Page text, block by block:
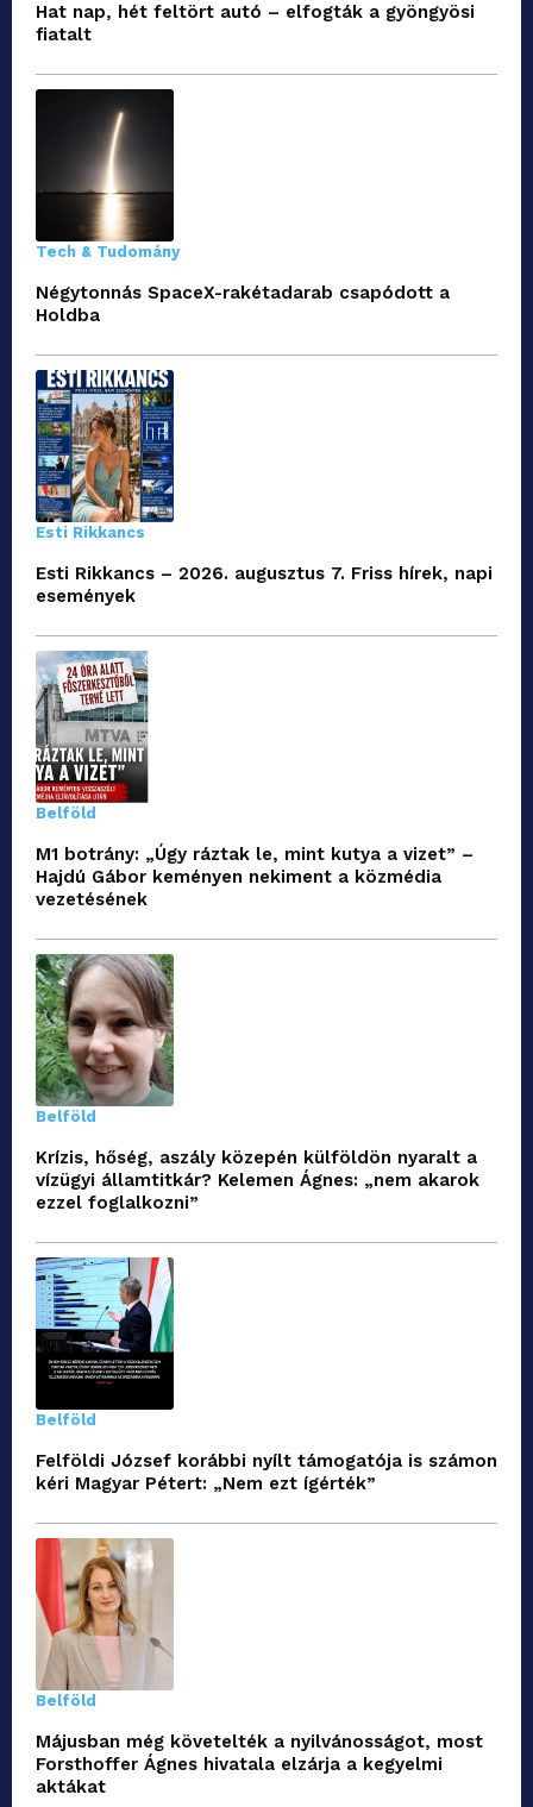
Hat nap, hét feltört autó – elfogták a gyöngyösi
fiatalt
Tech & Tudomány
Négytonnás SpaceX-rakétadarab csapódott a
Holdba
Esti Rikkancs
Esti Rikkancs – 2026. augusztus 7. Friss hírek, napi
események
Belföld
M1 botrány: „Úgy ráztak le, mint kutya a vizet” –
Hajdú Gábor keményen nekiment a közmédia
vezetésének
Belföld
Krízis, hőség, aszály közepén külföldön nyaralt a
vízügyi államtitkár? Kelemen Ágnes: „nem akarok
ezzel foglalkozni”
Belföld
Felföldi József korábbi nyílt támogatója is számon
kéri Magyar Pétert: „Nem ezt ígérték”
Belföld
Májusban még követelték a nyilvánosságot, most
Forsthoffer Ágnes hivatala elzárja a kegyelmi
aktákat